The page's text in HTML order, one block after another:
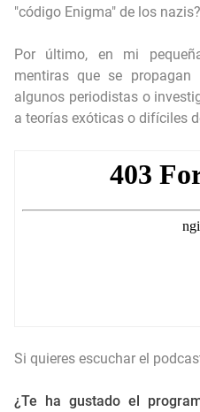
"código Enigma" de los
Por último, en mi
mentiras que se
algunos periodistas o
a teorías exóticas o difíciles
Si quieres escuchar el
¿Te ha gustado el